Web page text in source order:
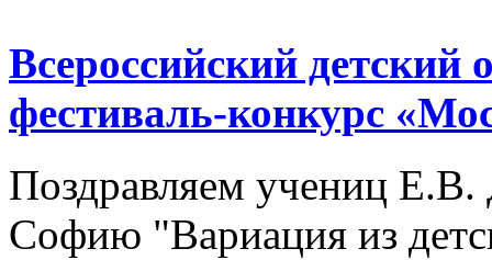
Всероссийский
фестиваль-конкурс
Поздравляем учениц Е.В.
Софию "Вариация из